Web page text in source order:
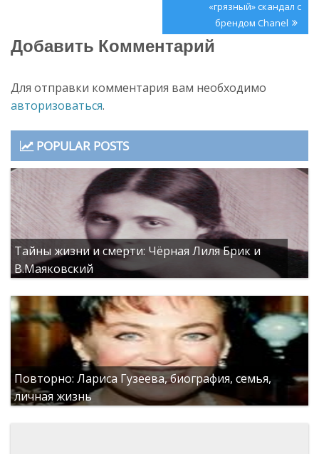
«грязный» скандал с
брендом Chanel
Добавить Комментарий
Для отправки комментария вам необходимо
авторизоваться.
POPULAR POSTS
Тайны жизни и смерти: Чёрная Лиля Брик и
В.Маяковский
Повторно: Лариса Гузеева, биография, семья,
личная жизнь